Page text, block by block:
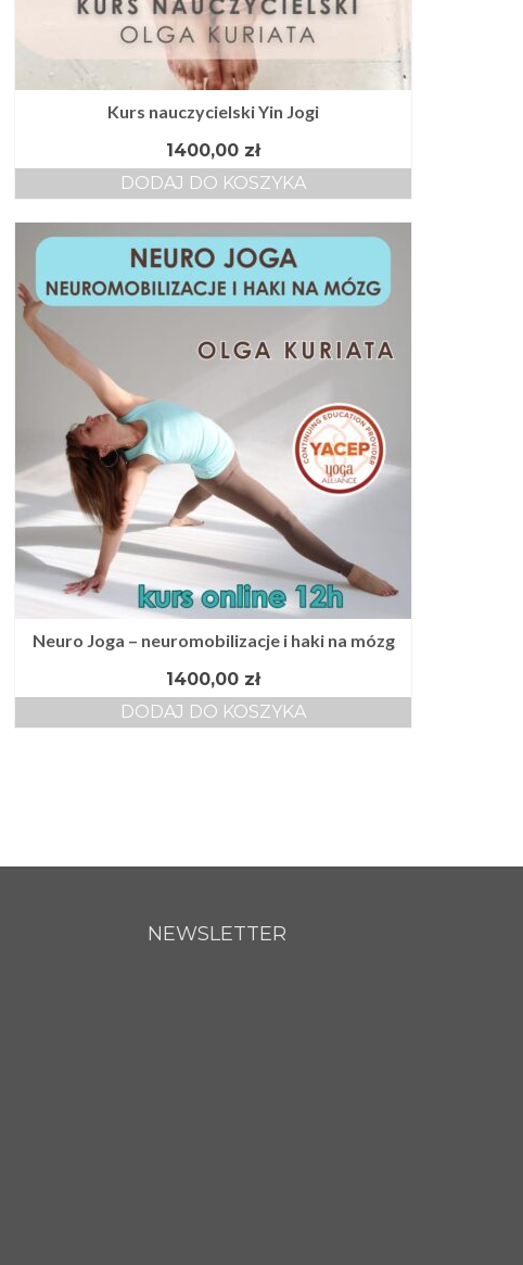
Kurs nauczycielski Yin Jogi
1400,00 zł
DODAJ DO KOSZYKA
Neuro Joga – neuromobilizacje i haki na mózg
1400,00 zł
DODAJ DO KOSZYKA
NEWSLETTER